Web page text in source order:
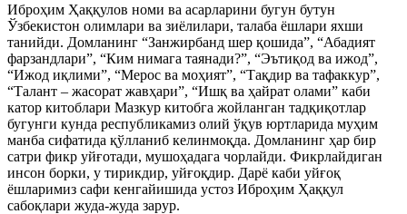
Иброҳим Ҳаққулов номи ва асарларини бугун бутун
Ўзбекистон олимлари ва зиёлилари, талаба ёшлари яхши
танийди. Домланинг “Занжирбанд шер қошида”, “Абадият
фарзандлари”, “Ким нимага таянади?”, “Эътиқод ва ижод”,
“Ижод иқлими”, “Мерос ва моҳият”, “Тақдир ва тафаккур”,
“Талант – жасорат жавҳари”, “Ишқ ва ҳайрат олами” каби
катор китоблари Мазкур китобга жойланган тадқиқотлар
бугунги кунда республикамиз олий ўқув юртларида муҳим
манба сифатида қўлланиб келинмоқда. Домланинг ҳар бир
сатри фикр уйғотади, мушоҳадага чорлайди. Фикрлайдиган
инсон борки, у тирикдир, уйғоқдир. Дарё каби уйғоқ
ёшларимиз сафи кенгайишида устоз Иброҳим Ҳаққул
сабоқлари жуда-жуда зарур.